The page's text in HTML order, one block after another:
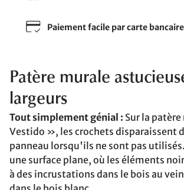
Paiement facile par carte bancaire
Patère murale
largeurs
Tout simplement génial : Sur la
Vestido », les crochets disparaissent
panneau lorsqu'ils ne sont pas
une surface plane, où les éléments
à des incrustations dans le bois au